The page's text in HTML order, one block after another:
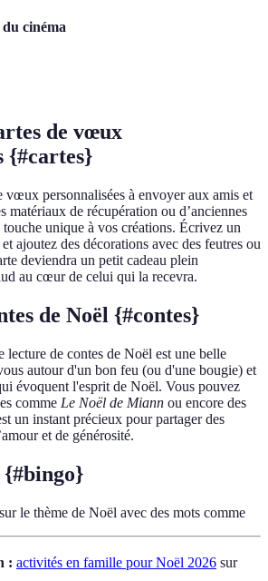
cinéma
de vœux
{#cartes}
vœux personnalisées à envoyer aux amis et
matériaux de récupération ou d’anciennes
unique à vos créations. Écrivez un
ajoutez des décorations avec des feutres ou
deviendra un petit cadeau plein
au cœur de celui qui la recevra.
de Noël {#contes}
lecture de contes de Noël est une belle
autour d'un bon feu (ou d'une bougie) et
évoquent l'esprit de Noël. Vous pouvez
comme Le Noël de Miann ou encore des
un instant précieux pour partager des
et de générosité.
{#bingo}
le thème de Noël avec des mots comme
: activités en famille pour Noël 2026 sur